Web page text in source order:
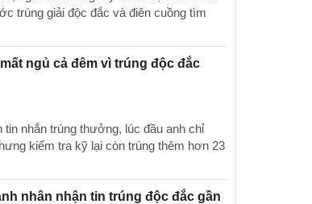
trúng giải độc đắc và điên cuồng tìm
ngủ cả đêm vì trúng độc đắc
tin nhắn trúng thưởng, lúc đầu anh chỉ
kiểm tra kỹ lại còn trúng thêm hơn 23
nhân nhận tin trúng độc đắc gần